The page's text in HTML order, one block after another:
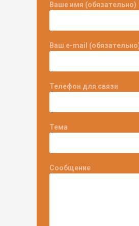
Ваше имя (обязательно)
Ваш e-mail
Телефон для связи
Тема
Сообщение